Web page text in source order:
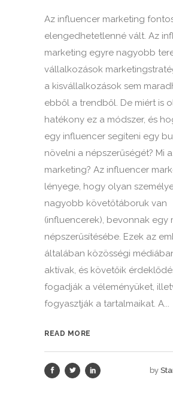
Az influencer marketing
elengedhetetlenné vált. Az
marketing egyre nagyobb
vállalkozások
a kisvállalkozások sem
ebből a trendből. De miért is
hatékony ez a módszer, és
egy influencer segíteni egy
növelni a népszerűségét? Mi
marketing? Az influencer
lényege, hogy olyan
nagyobb követőtáboruk van
(influencerek), bevonnak egy
népszerűsítésébe. Ezek az
általában közösségi
aktívak, és követőik
fogadják a véleményüket,
fogyasztják a tartalmaikat. A...
READ MORE
by